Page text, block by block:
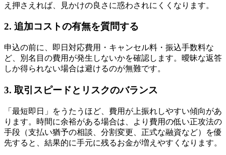
え押さえれば、見かけの良さに惑わされにくくなります。
2. 追加コストの有無を質問する
申込の前に、即日対応費用・キャンセル料・振込手数料な
ど、別名目の費用が発生しないかを確認します。曖昧な返答
しか得られない場合は避けるのが無難です。
3. 取引スピードとリスクのバランス
「最短即日」をうたうほど、費用が上振れしやすい傾向があ
ります。時間に余裕がある場合は、より費用の低い正攻法の
手段（支払い猶予の相談、分割変更、正式な融資など）を優
先すると、結果的に手元に残るお金が増えやすくなります。